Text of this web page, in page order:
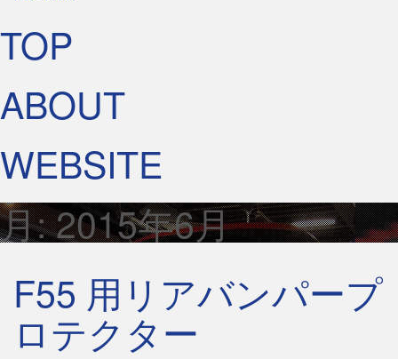
TOP
ABOUT
WEBSITE
月:2015年6月
F55 用リアバンパープ
ロテクター